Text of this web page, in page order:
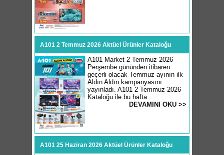
A101 2 Temmuz 2026 Aktüel Ürünler Kataloğu
A101 Market 2 Temmuz 2026
Perşembe gününden itibaren
geçerli olacak Temmuz ayının ilk
Aldın Aldın kampanyasını
yayınladı. A101 2 Temmuz 2026
Kataloğu ile bu hafta...
DEVAMINI OKU >>
A101 25 Haziran 2026 Aktüel Ürünler Kataloğu